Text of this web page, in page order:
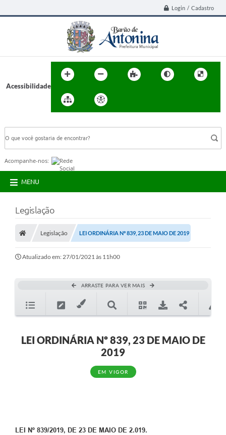
Login / Cadastro
Acessibilidade
Acompanhe-nos:
MENU
Legislação
Legislação LEI ORDINÁRIA Nº 839, 23 DE MAIO DE 2019
Atualizado em: 27/01/2021 às 11h00
ARRASTE PARA VER MAIS
LEI ORDINÁRIA Nº 839, 23 DE MAIO DE
2019
EM VIGOR
LEI Nº 839/2019, DE 23 DE MAIO DE 2.019.